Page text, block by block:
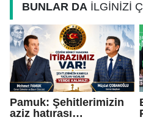
BUNLAR DA İLGİNİZİ
Pamuk: Şehitlerimizin
aziz hatırası